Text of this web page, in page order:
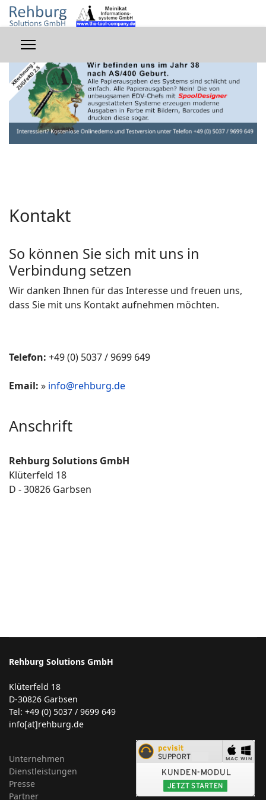
Kontakt
So können Sie sich mit uns in
Verbindung setzen
Wir danken Ihnen für das Interesse und freuen uns,
dass Sie mit uns Kontakt aufnehmen möchten.
Telefon: +49 (0) 5037 / 9699 649
Email: » info@rehburg.de
Anschrift
Rehburg Solutions GmbH
Klüterfeld 18
D - 30826 Garbsen
Rehburg Solutions GmbH
Klüterfeld 18
D-30826 Garbsen
Tel: +49 (0) 5037 / 9699 649
info[at]rehburg.de
Unternehmen
Dienstleistungen
Presse
Partner